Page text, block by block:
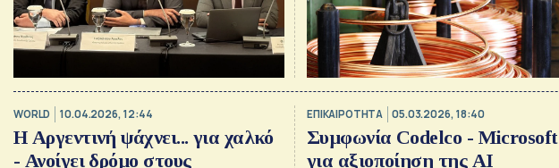
WORLD 10.04.2026, 12:44
Η Αργεντινή ψάχνει... για χαλκό
- Ανοίγει δρόμο στους
ΕΠΙΚΑΙΡΟΤΗΤΑ 05.03.2026, 18:40
Συμφωνία Codelco - Microsoft
για αξιοποίηση της AI